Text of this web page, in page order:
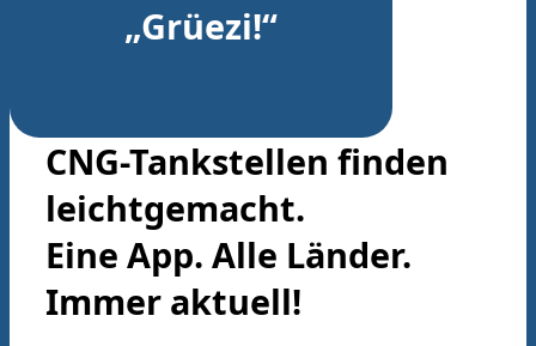
„Grüezi!“
CNG-Tankstellen finden
leichtgemacht.
Eine App. Alle Länder.
Immer aktuell!